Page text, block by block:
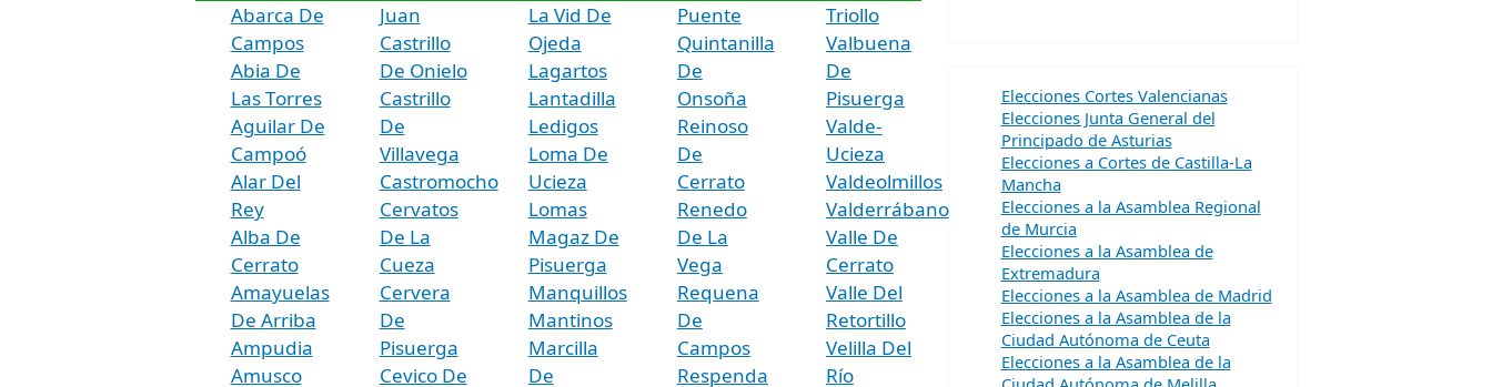
Abarca De
Campos
Abia De
Las Torres
Aguilar De
Campoó
Alar Del
Rey
Alba De
Cerrato
Amayuelas
De Arriba
Ampudia
Amusco
Juan
Castrillo
De Onielo
Castrillo
De
Villavega
Castromocho
Cervatos
De La
Cueza
Cervera
De
Pisuerga
Cevico De
La Vid De
Ojeda
Lagartos
Lantadilla
Ledigos
Loma De
Ucieza
Lomas
Magaz De
Pisuerga
Manquillos
Mantinos
Marcilla
De
Puente
Quintanilla
De
Onsoña
Reinoso
De
Cerrato
Renedo
De La
Vega
Requena
De
Campos
Respenda
Triollo
Valbuena
De
Pisuerga
Valde-
Ucieza
Valdeolmillos
Valderrábano
Valle De
Cerrato
Valle Del
Retortillo
Velilla Del
Río
Elecciones Cortes Valencianas
Elecciones Junta General del
Principado de Asturias
Elecciones a Cortes de Castilla-La
Mancha
Elecciones a la Asamblea Regional
de Murcia
Elecciones a la Asamblea de
Extremadura
Elecciones a la Asamblea de Madrid
Elecciones a la Asamblea de la
Ciudad Autónoma de Ceuta
Elecciones a la Asamblea de la